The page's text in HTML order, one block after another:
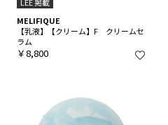
MELIFIQUE
【乳液】【クリーム】F クリームセ
ラム
￥8,800